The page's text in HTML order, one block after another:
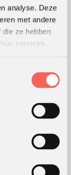
analyse. Deze
met andere
ze hebben
services.